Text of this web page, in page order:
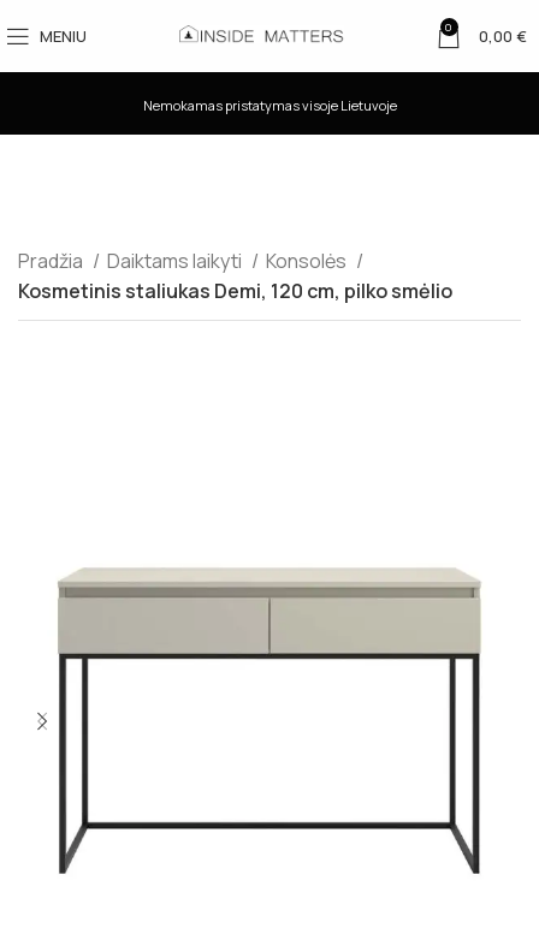
MENIU 0 0,00 €
Nemokamas pristatymas visoje Lietuvoje
Pradžia Daiktams laikyti
Konsolės
Kosmetinis staliukas Demi, 120 cm, pilko smėlio